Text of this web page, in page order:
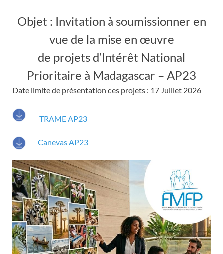
Objet : Invitation à soumissionner en
vue de la mise en œuvre
de projets d’Intérêt National
Prioritaire à Madagascar – AP23
Date limite de présentation des projets : 17 Juillet 2026
TRAME AP23
Canevas AP23